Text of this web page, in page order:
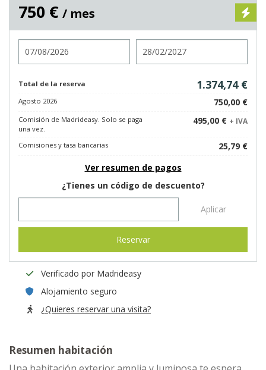
750 € / mes
Total de la reserva 1.374,74 €
Agosto 2026 750,00 €
Comisión de Madrideasy. Solo se paga
una vez.
495,00 € + IVA
Comisiones y tasa bancarias
25,79 €
Ver resumen de pagos
¿Tienes un código de descuento?
Aplicar
Reservar
Verificado por Madrideasy
Alojamiento seguro
¿Quieres reservar una visita?
Resumen habitación